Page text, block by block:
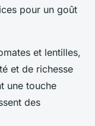
pour un goût
et lentilles,
et de richesse
une touche
des